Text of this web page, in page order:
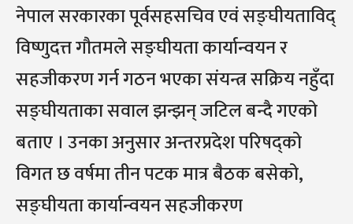
नेपाल सरकारका पूर्वसहसचिव एवं सङ्घीयताविद्
विष्णुदत्त गौतमले सङ्घीयता कार्यान्वयन र
सहजीकरण गर्न गठन भएका संयन्त्र सक्रिय नहुँदा
सङ्घीयताका सवाल झन्झन् जटिल बन्दै गएको
बताए । उनका अनुसार अन्तरप्रदेश परिषद्को
विगत छ वर्षमा तीन पटक मात्र बैठक बसेको,
सङ्घीयता कार्यान्वयन सहजीकरण